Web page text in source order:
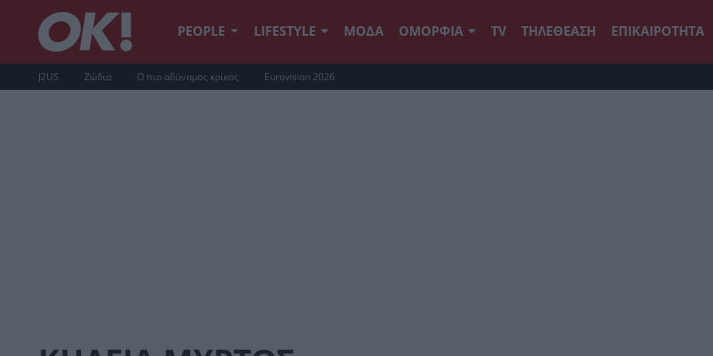
PEOPLE LIFESTYLE ΜΟΔΑ ΟΜΟΡΦΙΑ TV ΤΗΛΕΘΕΑΣΗ ΕΠΙΚΑΙΡΟΤΗΤΑ
J2US Ζώδια Ο πιο αδύναμος κρίκος Eurovision 2026